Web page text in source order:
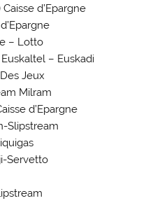
d’Epargne
– Lotto
– Euskadi
Jeux
Milram
d’Epargne
Slipstream
Servetto